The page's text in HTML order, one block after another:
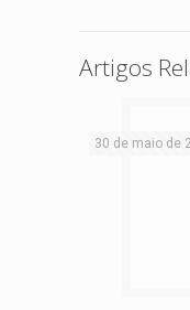
Artigos
30 de maio de